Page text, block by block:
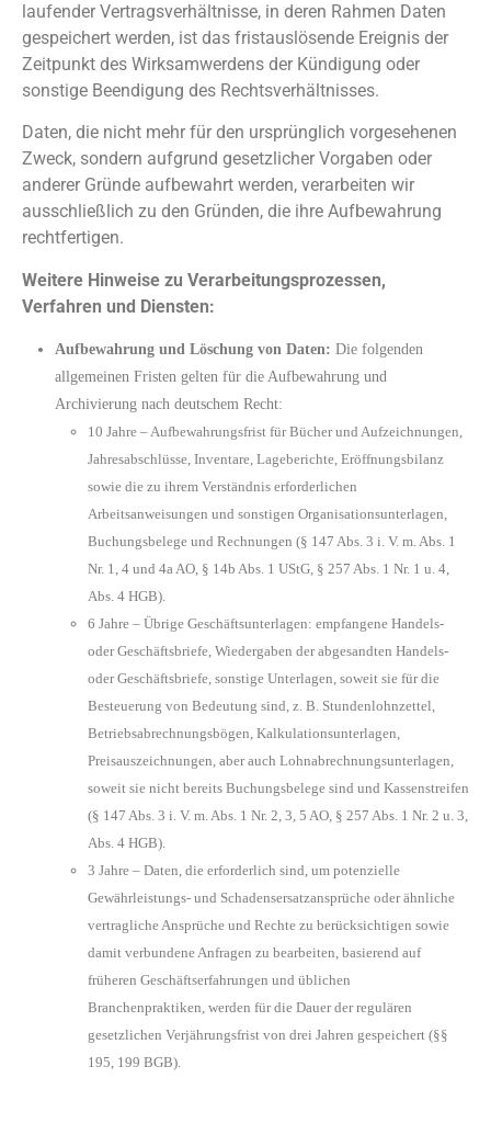
laufender Vertragsverhältnisse, in deren Rahmen Daten
gespeichert werden, ist das fristauslösende Ereignis der
Zeitpunkt des Wirksamwerdens der Kündigung oder
sonstige Beendigung des Rechtsverhältnisses.
Daten, die nicht mehr für den ursprünglich vorgesehenen
Zweck, sondern aufgrund gesetzlicher Vorgaben oder
anderer Gründe aufbewahrt werden, verarbeiten wir
ausschließlich zu den Gründen, die ihre Aufbewahrung
rechtfertigen.
Weitere Hinweise zu Verarbeitungsprozessen,
Verfahren und Diensten:
Aufbewahrung und Löschung von Daten: Die folgenden
allgemeinen Fristen gelten für die Aufbewahrung und
Archivierung nach deutschem Recht:
10 Jahre – Aufbewahrungsfrist für Bücher und Aufzeichnungen,
Jahresabschlüsse, Inventare, Lageberichte, Eröffnungsbilanz
sowie die zu ihrem Verständnis erforderlichen
Arbeitsanweisungen und sonstigen Organisationsunterlagen,
Buchungsbelege und Rechnungen (§ 147 Abs. 3 i. V. m. Abs. 1
Nr. 1, 4 und 4a AO, § 14b Abs. 1 UStG, § 257 Abs. 1 Nr. 1 u. 4,
Abs. 4 HGB).
6 Jahre – Übrige Geschäftsunterlagen: empfangene Handels-
oder Geschäftsbriefe, Wiedergaben der abgesandten Handels-
oder Geschäftsbriefe, sonstige Unterlagen, soweit sie für die
Besteuerung von Bedeutung sind, z. B. Stundenlohnzettel,
Betriebsabrechnungsbögen, Kalkulationsunterlagen,
Preisauszeichnungen, aber auch Lohnabrechnungsunterlagen,
soweit sie nicht bereits Buchungsbelege sind und Kassenstreifen
(§ 147 Abs. 3 i. V. m. Abs. 1 Nr. 2, 3, 5 AO, § 257 Abs. 1 Nr. 2 u. 3,
Abs. 4 HGB).
3 Jahre – Daten, die erforderlich sind, um potenzielle
Gewährleistungs- und Schadensersatzansprüche oder ähnliche
vertragliche Ansprüche und Rechte zu berücksichtigen sowie
damit verbundene Anfragen zu bearbeiten, basierend auf
früheren Geschäftserfahrungen und üblichen
Branchenpraktiken, werden für die Dauer der regulären
gesetzlichen Verjährungsfrist von drei Jahren gespeichert (§§
195, 199 BGB).